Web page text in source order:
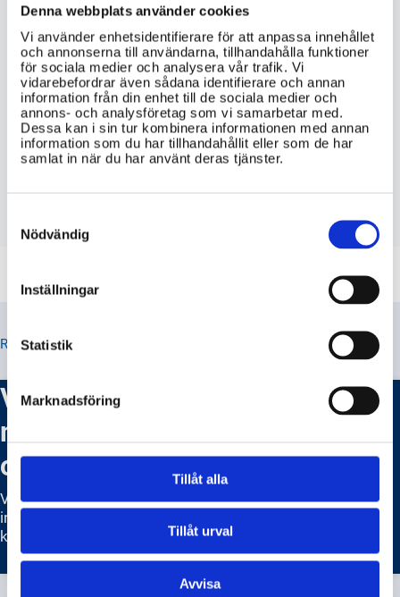
Denna webbplats använder cookies
Vi använder enhetsidentifierare för att anpassa innehållet
och annonserna till användarna, tillhandahålla funktioner
för sociala medier och analysera vår trafik. Vi
vidarebefordrar även sådana identifierare och annan
information från din enhet till de sociala medier och
annons- och analysföretag som vi samarbetar med.
Dessa kan i sin tur kombinera informationen med annan
information som du har tillhandahållit eller som de har
samlat in när du har använt deras tjänster.
Selection
Nödvändig
Inställningar
Statistik
Marknadsföring
Tillåt alla
Tillåt urval
Avvisa
Vilka är de viktigaste sakerna att ha
hemma för att kunna ta emot
information från myndigheter vid ett
strömavbrott?
Hur länge bör man kunna klara sig på
egen hand med innehållet i krislådan?
Var hittar jag den officiella checklista
RELATERADE TIPS
Vad är VMA (Viktigt
meddelande till allmänheten)
och hur fungerar det?
VMA är ett system för att snabbt nå ut med viktig
information till allmänheten i händelse av kris eller
katastrof.